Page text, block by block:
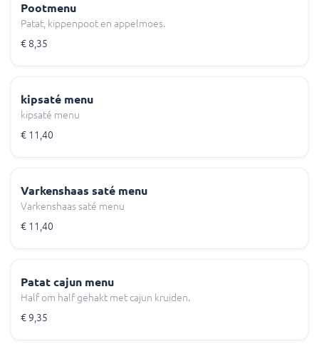
Pootmenu
Patat, kippenpoot en appelmoes.
€ 8,35
kipsaté menu
kipsaté menu
€ 11,40
Varkenshaas saté menu
Varkenshaas saté menu
€ 11,40
Patat cajun menu
Half om half gehakt met cajun kruiden.
€ 9,35